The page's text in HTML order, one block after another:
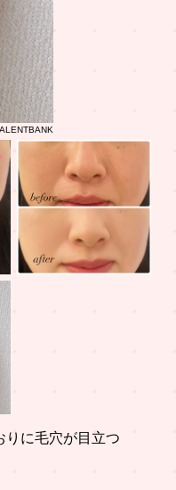
りに毛穴が目立つ